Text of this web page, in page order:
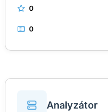
0
0
Analyzátor